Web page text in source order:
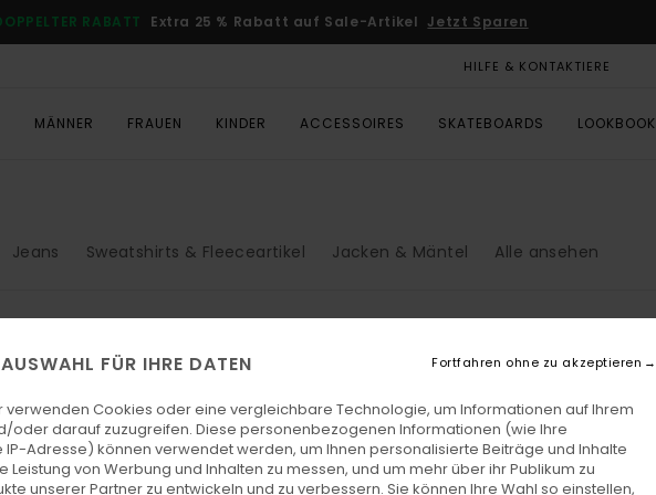
RABATT Extra 25 % Rabatt auf Sale-Artikel Jetzt Sparen
HILFE & KONTAKTIERE
MÄNNER FRAUEN KINDER ACCESSOIRES SKATEBOARDS LOOKBOOK
Jeans Sweatshirts & Fleeceartikel Jacken & Mäntel Alle ansehen
FÜR IHRE DATEN
verwenden Cookies oder eine vergleichbare Technologie, um Informationen auf Ihrem
oder darauf zuzugreifen. Diese personenbezogenen Informationen (wie Ihre
IP-Adresse) können verwendet werden, um Ihnen personalisierte Beiträge und Inhalte
Leistung von Werbung und Inhalten zu messen, und um mehr über ihr Publikum zu
unserer Partner zu entwickeln und zu verbessern. Sie können Ihre Wahl so einstellen,
Fortfahren ohne zu akzeptieren